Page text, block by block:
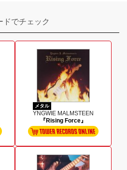
ドでチェック
メタル
YNGWIE MALMSTEEN
『Rising Force』